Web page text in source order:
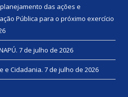
das ações e
Pública para o próximo exercício
7 de julho de 2026
e Cidadania. 7 de julho de 2026